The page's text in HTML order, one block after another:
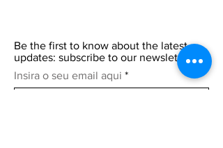
Be the first to know about the latest
updates: subscribe to our newsletter.
Insira o seu email aqui